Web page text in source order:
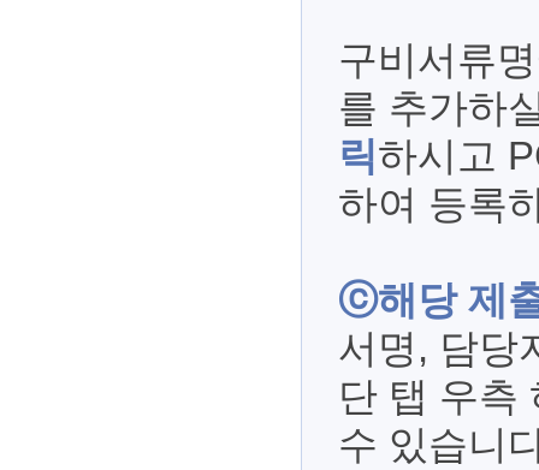
구비서류
를 추가하
릭하시고
하여 등록
ⓒ해당 제
서명, 담당
단 탭 우측
수 있습니